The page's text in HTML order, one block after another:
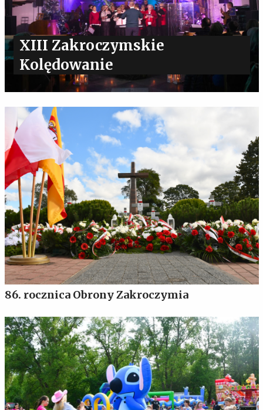
XIII Zakroczymskie
Kolędowanie
86. rocznica Obrony Zakroczymia